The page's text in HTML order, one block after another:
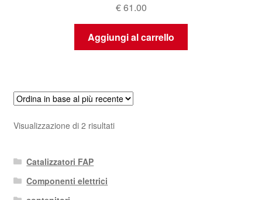
€61.00
Aggiungi al carrello
Visualizzazione di 2 risultatiOrdina
Catalizzatori FAP
Componenti elettrici